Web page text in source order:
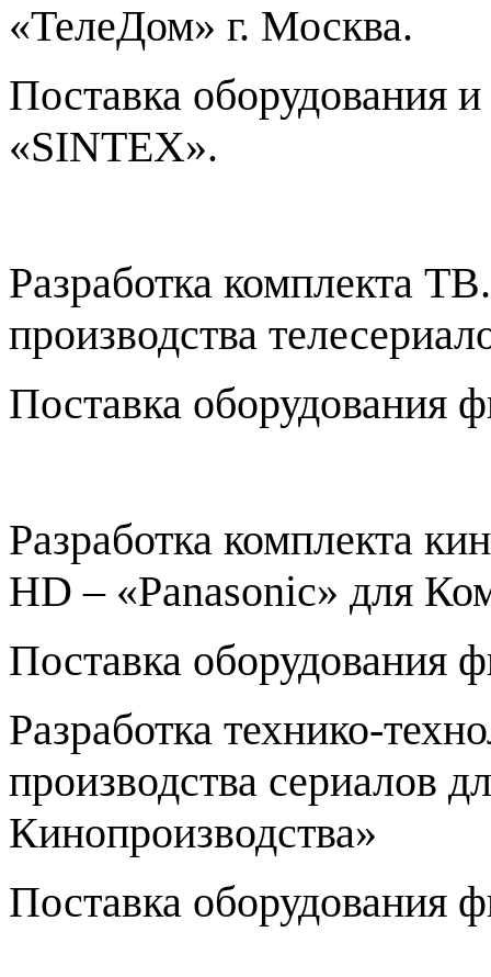
«ТелеДом» г. Москва.
Поставка оборудования
«SINTEX».
Разработка комплекта
производства
Поставка оборудования
Разработка комплекта
HD – «Panasonic» для
Поставка оборудования
Разработка технико-
производства сериалов
Кинопроизводства»
Поставка оборудования